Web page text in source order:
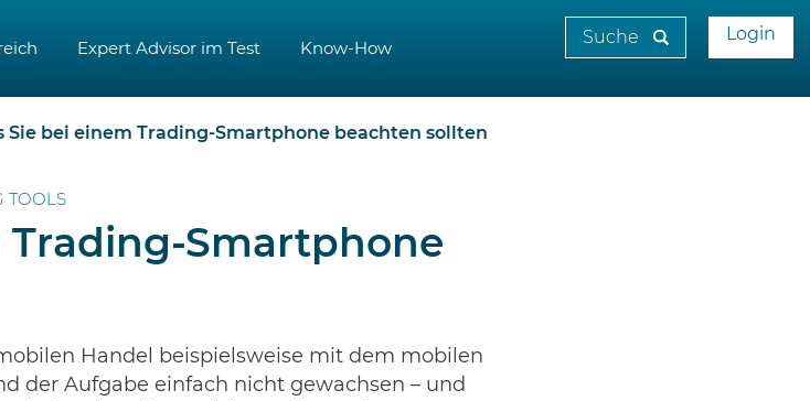
Expert Advisor im Test Know-How
Login
Sie bei einem Trading-Smartphone beachten sollten
TOOLS
Trading-Smartphone
Handel beispielsweise mit dem mobilen
der Aufgabe einfach nicht gewachsen – und